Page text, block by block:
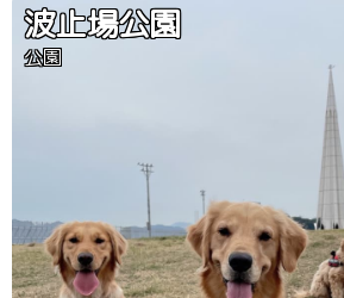
波止場公園
公園